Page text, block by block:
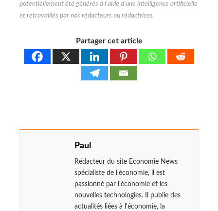
Partager cet article
Paul
Rédacteur du site Economie News
spécialiste de l'économie, il est
passionné par l'économie et les
nouvelles technologies. Il publie des
actualités liées à l'économie, la